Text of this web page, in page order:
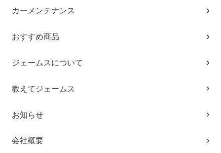
カーメンテナンス
おすすめ商品
ジェームスについて
教えてジェームス
お知らせ
会社概要